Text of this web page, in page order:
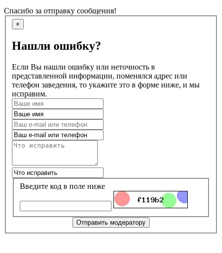
Спасибо за отправку сообщения!
×
Нашли ошибку?
Если Вы нашли ошибку или неточность в
представленной информации, поменялся адрес или
телефон заведения, то укажите это в форме ниже, и мы
исправим.
Введите код в поле ниже
Отправить модератору